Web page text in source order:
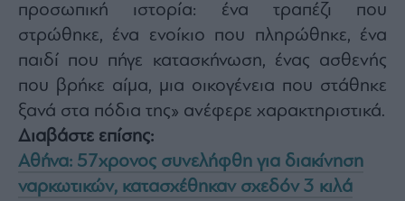
προσωπική ιστορία: ένα τραπέζι που
στρώθηκε, ένα ενοίκιο που πληρώθηκε, ένα
παιδί που πήγε κατασκήνωση, ένας ασθενής
που βρήκε αίμα, μια οικογένεια που στάθηκε
ξανά στα πόδια της» ανέφερε χαρακτηριστικά.
Διαβάστε επίσης:
Αθήνα: 57χρονος συνελήφθη για διακίνηση
ναρκωτικών, κατασχέθηκαν σχεδόν 3 κιλά